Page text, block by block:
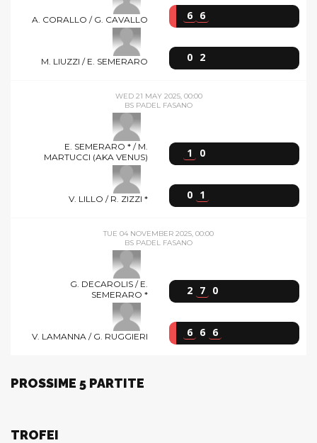
A. CORALLO / G. CAVALLO 6 6
M. LIUZZI / E. SEMERARO 0 2
WED 21 MAY 2025, 00:00
BS PADEL FASANO
E. SEMERARO * / M.
MARTUCCI (AKA VENUS)
1 0
V. LILLO / R. ZIZZI * 0 1
TUE 04 NOVEMBER 2025, 00:00
BS PADEL FASANO
G. DECAROLIS / E.
SEMERARO *
2 7 0
V. LAMANNA / G. RUGGIERI 6 6 6
PROSSIME 5 PARTITE
TROFEI